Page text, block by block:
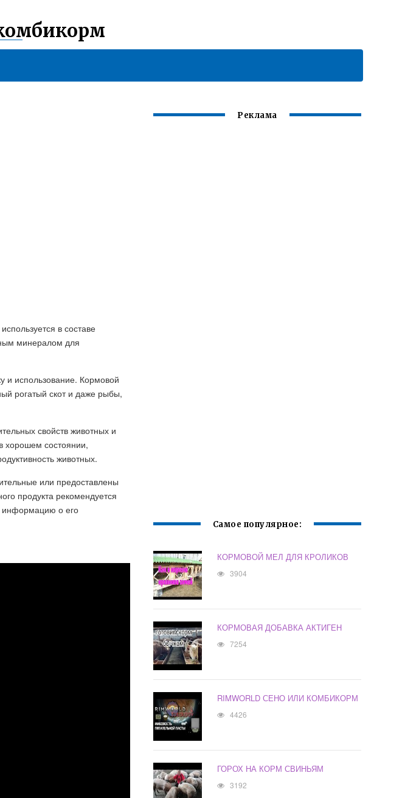
в составе
минералом для
и использование. Кормовой
рогатый скот и даже рыбы,
свойств животных и
хорошем состоянии,
животных.
или предоставлены
продукта рекомендуется
информацию о его
Реклама
Самое популярное:
КОРМОВОЙ МЕЛ ДЛЯ КРОЛИКОВ
3904
КОРМОВАЯ ДОБАВКА АКТИГЕН
7254
RIMWORLD СЕНО ИЛИ КОМБИКОРМ
4426
ГОРОХ НА КОРМ СВИНЬЯМ
3192